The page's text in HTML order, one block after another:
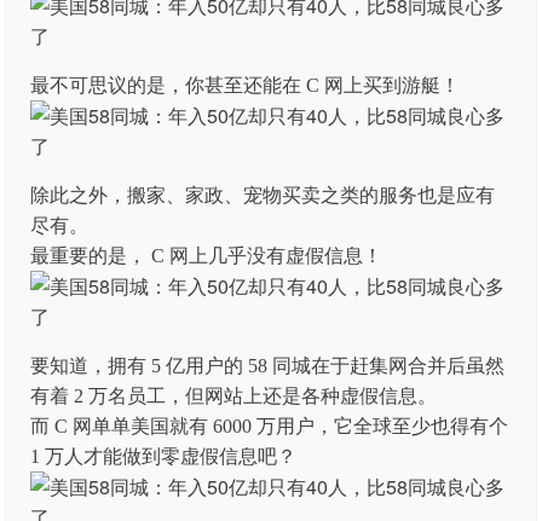
最不可思议的是，你甚至还能在 C 网上买到游艇！
除此之外，搬家、家政、宠物买卖之类的服务也是应有
尽有。
最重要的是， C 网上几乎没有虚假信息！
要知道，拥有 5 亿用户的 58 同城在于赶集网合并后虽然
有着 2 万名员工，但网站上还是各种虚假信息。
而 C 网单单美国就有 6000 万用户，它全球至少也得有个
1 万人才能做到零虚假信息吧？